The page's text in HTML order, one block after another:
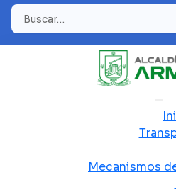
Buscar
Mecanismos